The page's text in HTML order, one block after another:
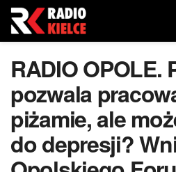
RADIO OPOLE.
pozwala
piżamie, ale
do depresji?